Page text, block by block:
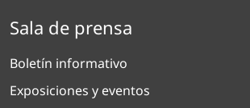
Sala de prensa
Boletín informativo
Exposiciones y eventos